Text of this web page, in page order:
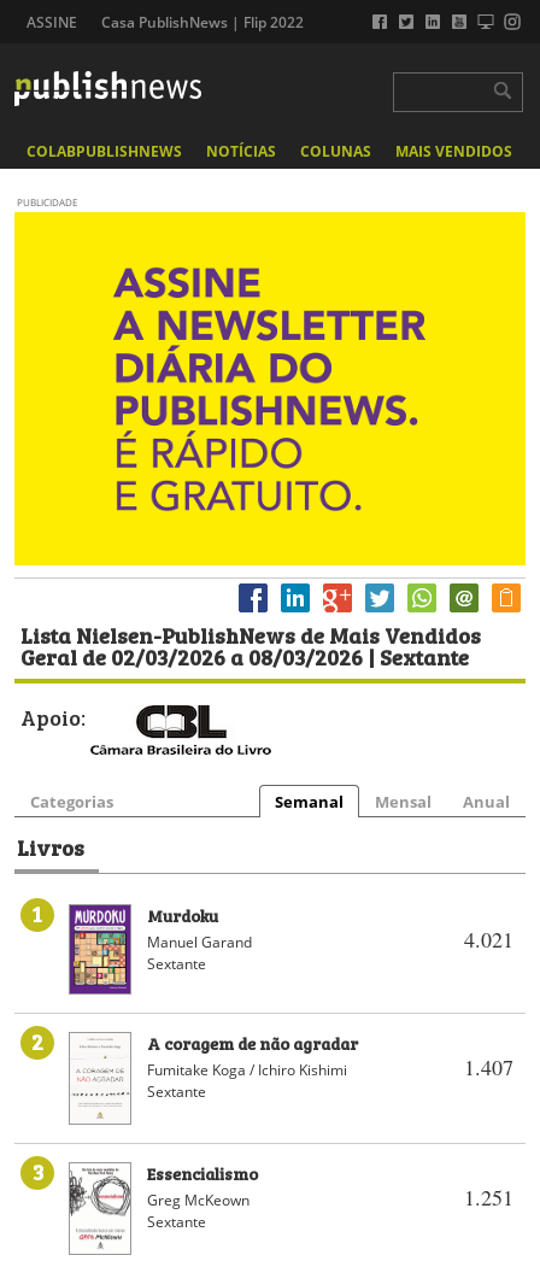
ASSINE Casa PublishNews | Flip 2022
COLABPUBLISHNEWS NOTÍCIAS COLUNAS MAIS VENDIDOS
PUBLICIDADE
Lista Nielsen-PublishNews de Mais Vendidos
Geral de 02/03/2026 a 08/03/2026 | Sextante
Apoio:
Categorias Semanal Mensal Anual
Livros
1
4.021
Murdoku
Manuel Garand
Sextante
2
1.407
A coragem de não agradar
Fumitake Koga / Ichiro Kishimi
Sextante
3
1.251
Essencialismo
Greg McKeown
Sextante